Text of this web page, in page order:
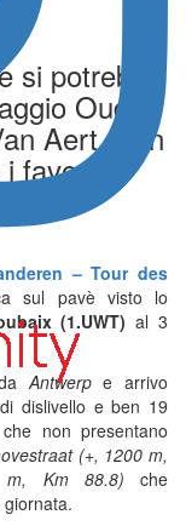
si potrebbe
Oude
Aert, Van
favoriti
– Tour des
sul pavè visto lo
(1.UWT) al 3
daAntwerpe arrivo
dislivello e ben 19
non presentano
(+, 1200 m,
m, Km 88.8) che